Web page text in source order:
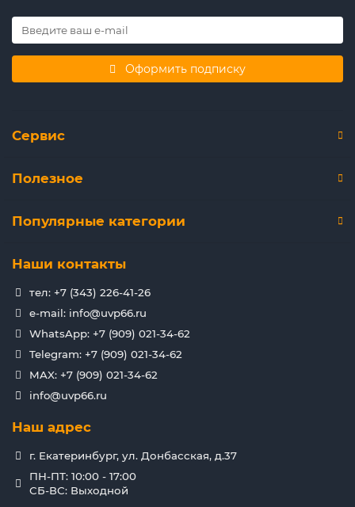
Оформить подписку
Сервис
Полезное
Популярные категории
Наши контакты
тел: +7 (343) 226-41-26
e-mail: info@uvp66.ru
WhatsApp: +7 (909) 021-34-62
Telegram: +7 (909) 021-34-62
MAX: +7 (909) 021-34-62
info@uvp66.ru
Наш адрес
г. Екатеринбург, ул. Донбасская, д.37
ПН-ПТ: 10:00 - 17:00
СБ-ВС: Выходной